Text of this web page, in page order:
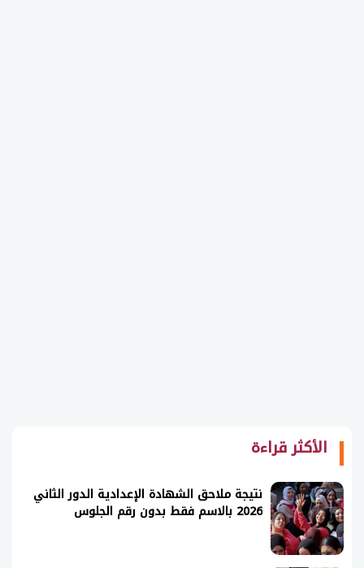
الأكثر قراءة
نتيجة ملاحق الشهادة الإعدادية الدور الثاني
2026 بالاسم فقط بدون رقم الجلوس